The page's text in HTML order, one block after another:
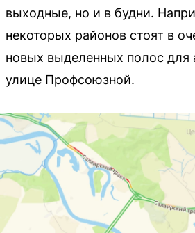
выходные, но и в будни.
некоторых районов стоят в
новых выделенных полос для
улице Профсоюзной.